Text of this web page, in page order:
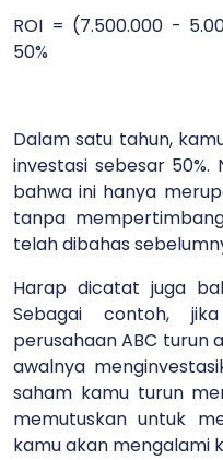
ROI = (7.500.000 -
50%
Dalam satu tahun,
investasi sebesar
bahwa ini hanya
tanpa
telah dibahas
Harap dicatat juga
Sebagai contoh,
perusahaan ABC turun
awalnya
saham kamu turun
memutuskan untuk
kamu akan mengalami